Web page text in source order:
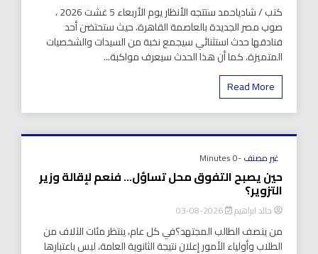
كتب / شادياحمد ستتجه الأنظار يوم الأربعاء 5 غشت 2026 ،
صوب مصر الجديدة بالعاصمة القاهرة، حيث ستحتضن أحد
فنادقها حدث استثنائي سيجمع نخبة من السيدات والشخصيات
المتميزة، كما أن هذا الحدث سيعرف مواكبة...
Read More
غير مصنف-0 Minutes
حين يصبح التفوق محل تساؤل… فنعم لإقالة وزير
التزوير؟
خالد ابراهيم 2026-08-03
من ينصف الطالب المجتهد؟في كل عام، ينتظر مئات الآلاف من
الطلاب وأولياء الأمور إعلان نتيجة الثانوية العامة، ليس باعتبارها